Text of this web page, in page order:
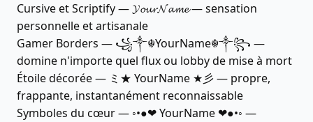
Cursive et Scriptify — 𝓨𝓸𝓾𝓻𝓝𝓪𝓶𝓮 — sensation
personnelle et artisanale
Gamer Borders — ꧁༒☬YourName☬༒꧂ —
domine n'importe quel flux ou lobby de mise à mort
Étoile décorée — ミ★ YourName ★彡 — propre,
frappante, instantanément reconnaissable
Symboles du cœur — ◦•●❤ YourName ❤●•◦ —